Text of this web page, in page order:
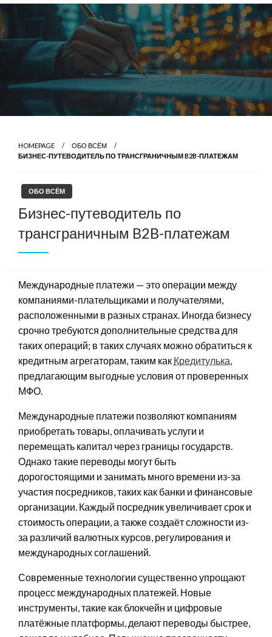
Skip
content
HOMEPAGE
ОБО ВСЁМ
БИЗНЕС-ПУТЕВОДИТЕЛЬ ПО ТРАНСГРАНИЧНЫМ B2B-ПЛАТЕЖАМ
ОБО ВСЁМ
Бизнес-путеводитель по
трансграничным B2B-платежам
Международные платежи — это операции между
компаниями-плательщиками и получателями,
расположенными в разных странах. Иногда бизнесу
срочно требуются дополнительные средства для
таких операций; в таких случаях можно обратиться к
кредитным агрегаторам, таким как Кредитулька
предлагающим выгодные условия от проверенных
МФО.
Международные платежи позволяют компаниям
приобретать товары, оплачивать услуги и
перемещать капитал через границы государств.
Однако такие переводы могут быть
дорогостоящими и занимать много времени из-за
участия посредников, таких как банки и финансовые
организации. Каждый посредник увеличивает срок и
стоимость операции, а также создаёт сложности из-
за различий валютных курсов, регулирования и
международных соглашений.
Современные технологии существенно упрощают
процесс международных платежей. Новые
инструменты, такие как блокчейн и цифровые
платёжные платформы, делают переводы быстрее,